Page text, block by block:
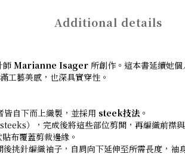
Additional details
師 Marianne Isager 所創作。這本書延續她
工藝美感，也深具實穿性。
自下而上織製，並採用 steek技法 。
），完成後將這些部位剪開，再編織前
布覆蓋剪裁邊緣。
挑針編織袖子，自肩向下延伸至所需長度，袖